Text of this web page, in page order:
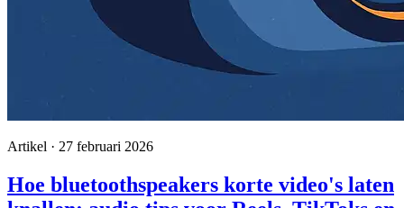
Artikel · 27 februari 2026
Hoe bluetoothspeakers korte video's laten